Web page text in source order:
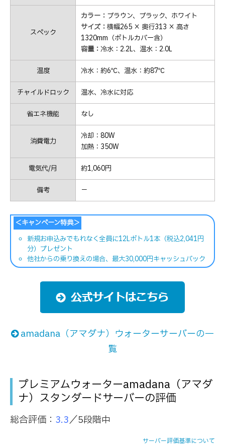
スペック
カラー： ブラウン、ブラック、ホワイト
サイズ： 横幅265 × 奥行313 × 高さ
1320mm（ボトルカバー含）
容量： 冷水：2.2L、温水：2.0L
温度 冷水：約6℃、温水：約87℃
チャイルドロック 温水、冷水に対応
省エネ機能 なし
消費電力
冷却：80W
加熱：350W
電気代/月 約1,060円
備考 －
＜キャンペーン特典＞
新規お申込みでもれなく全員に12Lボトル1本（税込2,041円
分）プレゼント
他社からの乗り換えの場合、最大30,000円キャッシュバック
amadana（アマダナ）ウォーターサーバーの一
覧
プレミアムウォーターamadana（アマダ
ナ）スタンダードサーバーの評価
総合評価： 3.3／5段階中
サーバー評価基準について